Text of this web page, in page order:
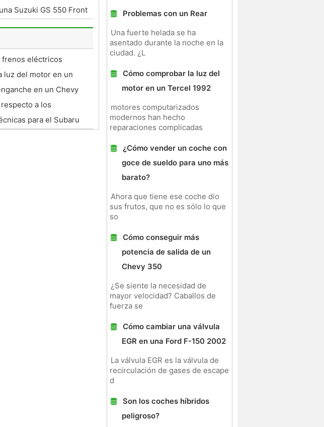
Suzuki GS 550 Front
frenos eléctricos
luz del motor en un
en un Chevy
a los
con clavos?
para el Subaru
Problemas con un Rear
Una fuerte helada se ha
asentado durante la noche en la
ciudad. ¿L
Cómo comprobar la luz del
motor en un Tercel 1992
motores computarizados
modernos han hecho
reparaciones complicadas
¿Cómo vender un coche con
goce de sueldo para uno más
barato?
Ahora que tiene ese coche dio
sus frutos, que no es sólo lo que
so
Cómo conseguir más
potencia de salida de un
Chevy 350
¿Se siente la necesidad de
mayor velocidad? Caballos de
fuerza se
Cómo cambiar una válvula
EGR en una Ford F-150 2002
La válvula EGR es la válvula de
recirculación de gases de escape
d
Son los coches híbridos
peligroso?